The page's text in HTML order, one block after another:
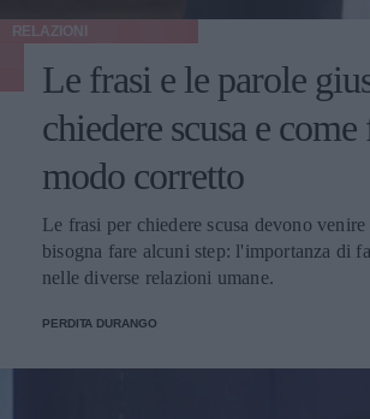
RELAZIONI
Le frasi e le parole
chiedere scusa e
modo corretto
Le frasi per chiedere scusa devono
bisogna fare alcuni step: l'importanza di
nelle diverse relazioni umane.
PERDITA DURANGO